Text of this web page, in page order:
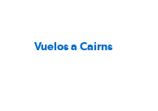
Vuelos a Cairns